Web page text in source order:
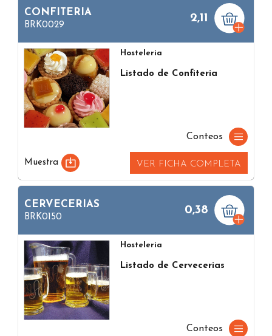
CONFITERIA
BRK0029
2,11
Hosteleria
Listado de Confiteria
Conteos
Muestra VER FICHA COMPLETA
CERVECERIAS
BRK0150
0,38
Hosteleria
Listado de Cervecerias
Conteos